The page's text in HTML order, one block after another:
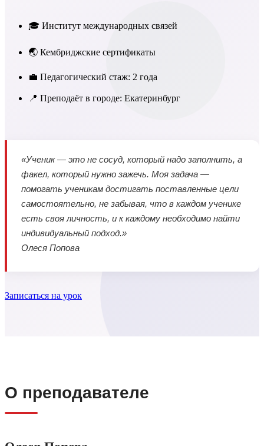
🎓 Институт международных связей
🌏 Кембриджские сертификаты
💼 Педагогический стаж: 2 года
📍 Преподаёт в городе: Екатеринбург
«Ученик — это не сосуд, который надо заполнить, а
факел, который нужно зажечь. Моя задача —
помогать ученикам достигать поставленные цели
самостоятельно, не забывая, что в каждом ученике
есть своя личность, и к каждому необходимо найти
индивидуальный подход.»
Олеся Попова
Записаться на урок
О преподавателе